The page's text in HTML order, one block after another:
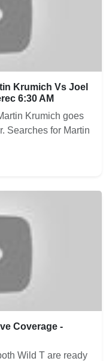
Krumich Vs Joel
6:30 AM
Krumich goes
Searches for Martin
Coverage -
Wild T are ready